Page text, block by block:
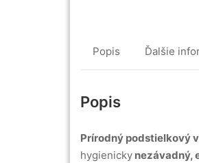
Popis Ďalšie
Popis
Prírodný podstielkový
hygienicky nezávadný,